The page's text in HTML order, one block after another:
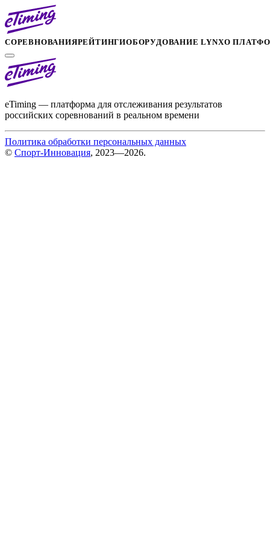
СОРЕВНОВАНИЯРЕЙТИНГИОБОРУДОВАНИЕ LYNXО
eTiming — платформа для отслеживания результатов
российских соревнований в реальном времени
Политика обработки персональных данных
© Спорт-Инновация, 2023—2026.